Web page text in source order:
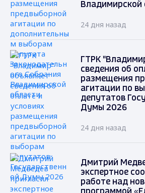
Владимирской
24 дня назад
ГТРК
сведения об
размещения
агитации по
депутатов
Думы 2026
24 дня назад
Дмитрий
экспертное
работе над